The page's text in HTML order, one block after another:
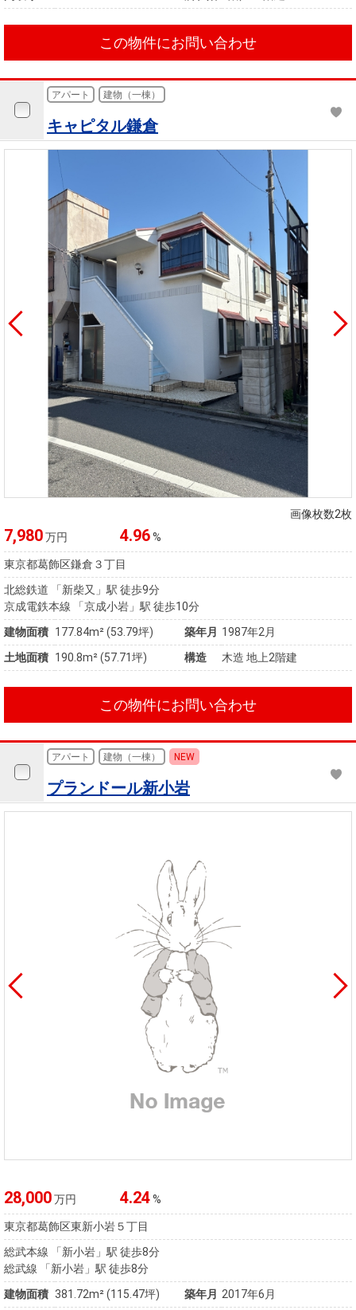
この物件にお問い合わせ
アパート 建物（一棟）
キャピタル鎌倉
画像枚数2枚
7,980万円 4.96%
東京都葛飾区鎌倉３丁目
北総鉄道 「新柴又」駅 徒歩9分
京成電鉄本線 「京成小岩」駅 徒歩10分
建物面積 177.84m² (53.79坪) 築年月
1987年2月
土地面積 190.8m² (57.71坪) 構造 木造 地上2階建
この物件にお問い合わせ
アパート 建物（一棟） NEW
プランドール新小岩
28,000万円 4.24%
東京都葛飾区東新小岩５丁目
総武本線 「新小岩」駅 徒歩8分
総武線 「新小岩」駅 徒歩8分
建物面積 381.72m² (115.47坪) 築年月 2017年6月